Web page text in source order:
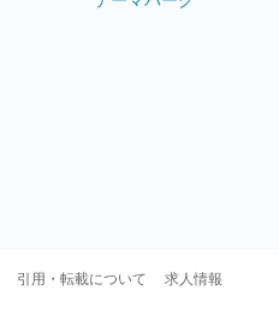
引用・転載について 求人情報